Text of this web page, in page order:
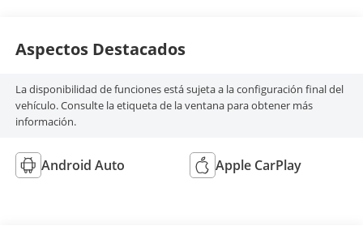
Aspectos Destacados
La disponibilidad de funciones está sujeta a la configuración final del
vehículo. Consulte la etiqueta de la ventana para obtener más
información.
Android Auto Apple CarPlay